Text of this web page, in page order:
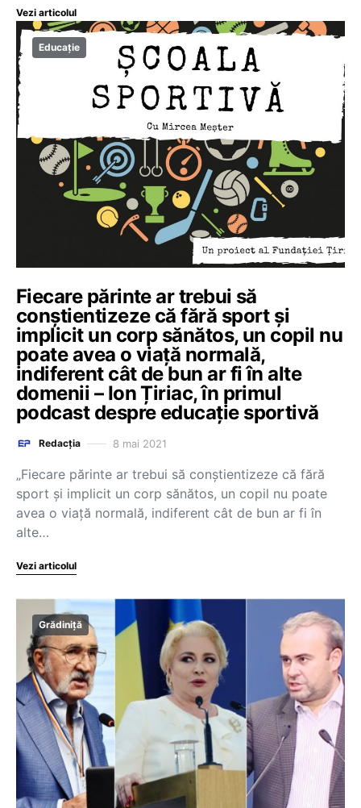
Vezi articolul
Educație
Fiecare părinte ar trebui să
conștientizeze că fără sport și
implicit un corp sănătos, un copil nu
poate avea o viață normală,
indiferent cât de bun ar fi în alte
domenii – Ion Țiriac, în primul
podcast despre educație sportivă
Redacția 8 mai 2021
„Fiecare părinte ar trebui să conștientizeze că fără
sport și implicit un corp sănătos, un copil nu poate
avea o viață normală, indiferent cât de bun ar fi în
alte…
Vezi articolul
Grădiniță